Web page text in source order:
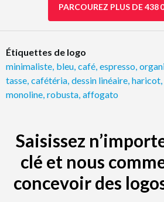
PARCOUREZ PLUS DE 438
Étiquettes de logo
minimaliste bleu café espresso
tasse cafétéria dessin linéaire haricot
monoline robusta affogato
Saisissez
clé et nous
concevoir des